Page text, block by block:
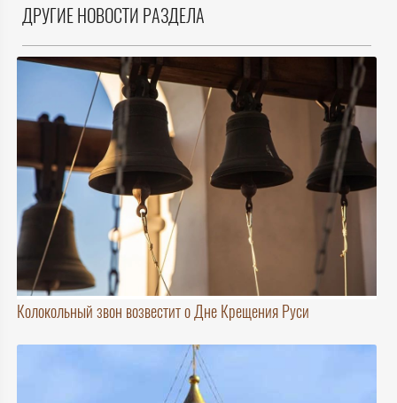
ДРУГИЕ НОВОСТИ РАЗДЕЛА
Колокольный звон возвестит о Дне Крещения Руси